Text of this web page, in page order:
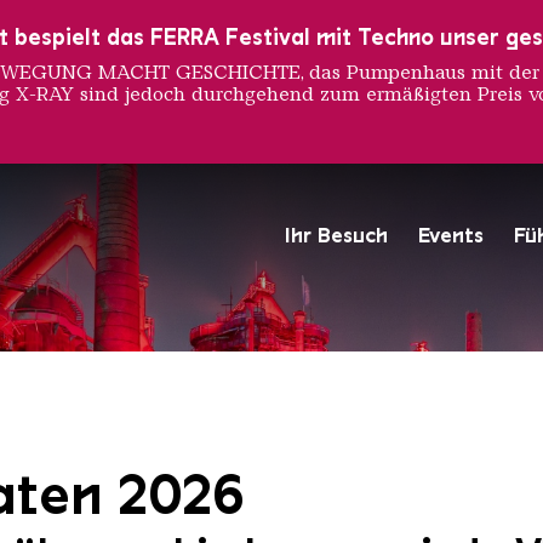
Ihr Besuch Events
Hochofengruppe in Rot
Copyright: Weltkulturerbe
2026
bespielt das FERRA Festival mit Techno unser
MACHT GESCHICHTE, das Pumpenhaus mit
RAY sind jedoch durchgehend zum ermäßigten Preis